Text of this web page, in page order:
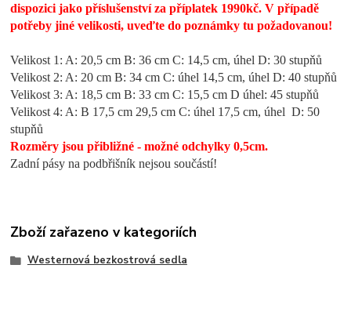
dispozici jako příslušenství za příplatek 1990kč. V případě
potřeby jiné velikosti, uveďte do poznámky tu požadovanou!
Velikost 1: A: 20,5 cm B: 36 cm C: 14,5 cm, úhel D: 30 stupňů
Velikost 2: A: 20 cm B: 34 cm C: úhel 14,5 cm, úhel D: 40 stupňů
Velikost 3: A: 18,5 cm B: 33 cm C: 15,5 cm D úhel: 45 stupňů
Velikost 4: A: B 17,5 cm 29,5 cm C: úhel 17,5 cm, úhel D: 50
stupňů
Rozměry jsou přibližné - možné odchylky 0,5cm.
Zadní pásy na podbřišník nejsou součástí!
Zboží zařazeno v kategoriích
Westernová bezkostrová sedla